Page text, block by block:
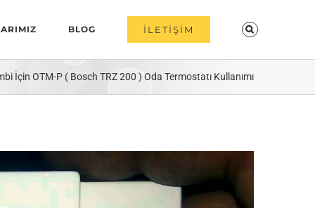
BLOG İLETİŞİM
İçin OTM-P ( Bosch TRZ 200 ) Oda Termostatı Kullanımı